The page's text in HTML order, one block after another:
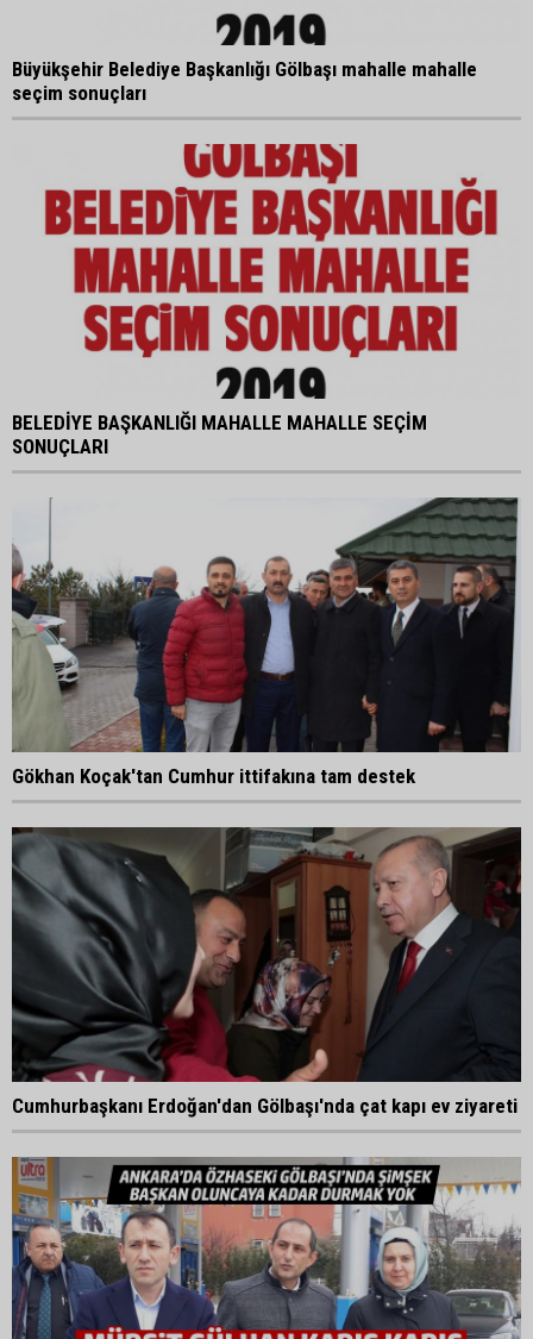
Büyükşehir Belediye Başkanlığı Gölbaşı mahalle mahalle
seçim sonuçları
BELEDİYE BAŞKANLIĞI MAHALLE MAHALLE SEÇİM
SONUÇLARI
Gökhan Koçak'tan Cumhur ittifakına tam destek
Cumhurbaşkanı Erdoğan'dan Gölbaşı'nda çat kapı ev ziyareti